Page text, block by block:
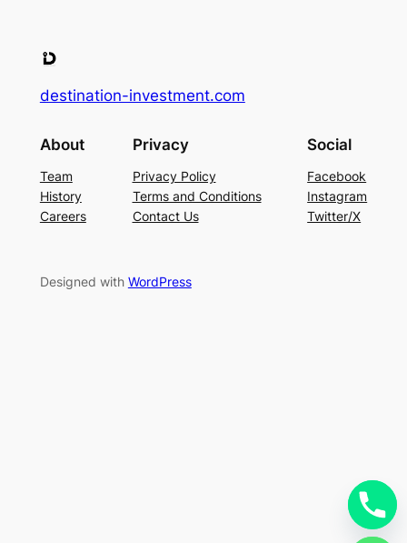
destination-investment.com
About
Team
History
Careers
Privacy
Privacy Policy
Terms and Conditions
Contact Us
Social
Facebook
Instagram
Twitter/X
Designed with WordPress